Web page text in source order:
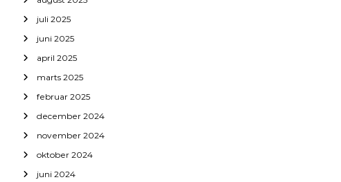
juli 2025
juni 2025
april 2025
marts 2025
februar 2025
december 2024
november 2024
oktober 2024
juni 2024